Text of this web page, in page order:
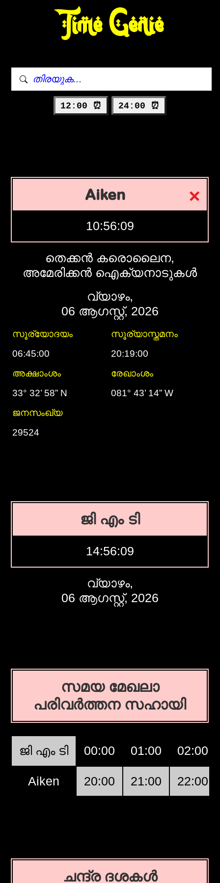
Time Genie
12:00 ⏰ 24:00 ⏰
Aiken
10:56:10
തെക്കൻ കരൊലൈന,
അമേരിക്കൻ ഐക്യനാടുകൾ
വ്യാഴം,
06 ആഗസ്റ്റ്, 2026
സൂര്യോദയം
സൂര്യാസ്തമനം
06:45:00
20:19:00
അക്ഷാംശം
രേഖാംശം
33° 32’ 58” N
081° 43’ 14” W
ജനസംഖ്യ
29524
ജി എം ടി
14:56:10
വ്യാഴം,
06 ആഗസ്റ്റ്, 2026
സമയ മേഖലാ
പരിവര്‍ത്തന സഹായി
ജി എം ടി 00:00 01:00 02:00
Aiken 20:00 21:00 22:00
ചന്ദ്ര ദശകള്‍